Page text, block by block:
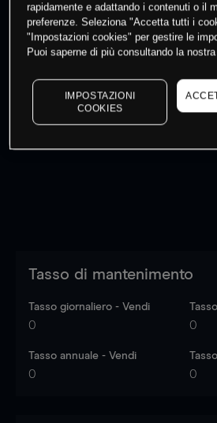
Fai trading
I prezzi sono solo indicativi.
Tasso di mantenimento
Tasso giornaliero - Vendi
0 0
Tasso annuale - Vendi
0 0
rapidamente e adattando i contenuti o il
preferenze. Seleziona "Accetta tutti i
"Impostazioni cookies" per gestire le
Puoi saperne di più consultando la nostra
IMPOSTAZIONI
COOKIES